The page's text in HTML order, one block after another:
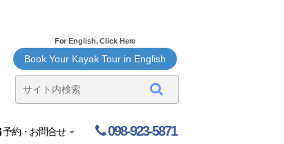
For English, Click Here
Book Your Kayak Tour in English
予約・お問合せ 098-923-5871